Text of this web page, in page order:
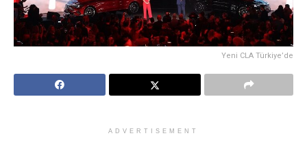
Yeni CLA Türkiye’de
ADVERTISEMENT